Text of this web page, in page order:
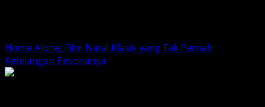
Home Alone, Film Natal Klasik yang Tak Pernah
Kehilangan Pesonanya